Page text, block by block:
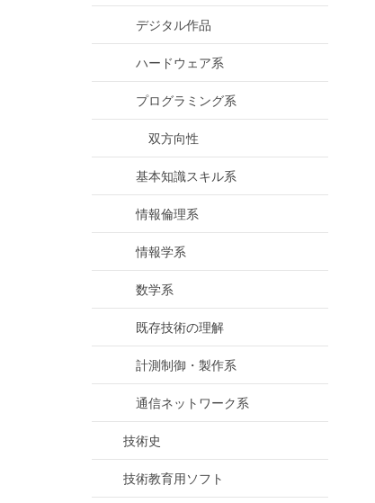
デジタル作品
ハードウェア系
プログラミング系
双方向性
基本知識スキル系
情報倫理系
情報学系
数学系
既存技術の理解
計測制御・製作系
通信ネットワーク系
技術史
技術教育用ソフト